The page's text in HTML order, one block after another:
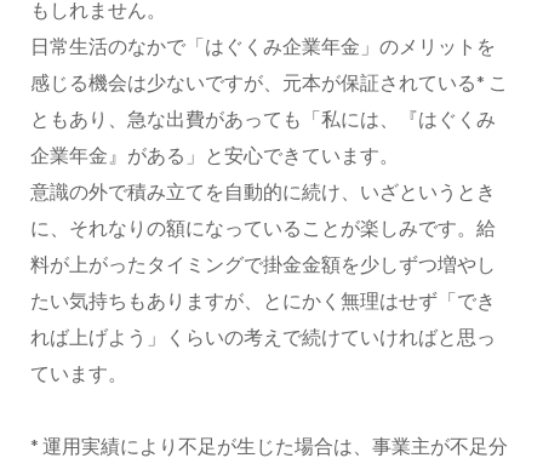
もしれません。
日常生活のなかで「はぐくみ企業年金」のメリットを
感じる機会は少ないですが、元本が保証されている* こ
ともあり、急な出費があっても「私には、『はぐくみ
企業年金』がある」と安心できています。
意識の外で積み立てを自動的に続け、いざというとき
に、それなりの額になっていることが楽しみです。給
料が上がったタイミングで掛金金額を少しずつ増やし
たい気持ちもありますが、とにかく無理はせず「でき
れば上げよう」くらいの考えで続けていければと思っ
ています。
* 運用実績により不足が生じた場合は、事業主が不足分